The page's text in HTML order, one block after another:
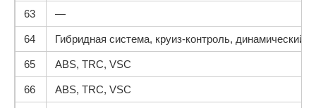
63 —
64 Гибридная система, круиз-контроль,
65 ABS, TRC, VSC
66 ABS, TRC, VSC